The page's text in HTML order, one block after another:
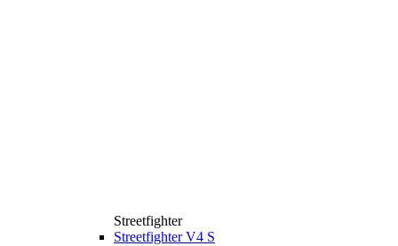
Streetfighter
Streetfighter V4 S